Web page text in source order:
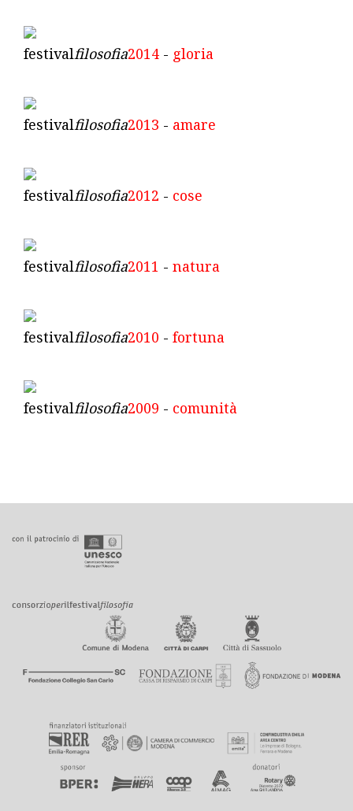
festivalfilosofia2014 - gloria
festivalfilosofia2013 - amare
festivalfilosofia2012 - cose
festivalfilosofia2011 - natura
festivalfilosofia2010 - fortuna
festivalfilosofia2009 - comunità